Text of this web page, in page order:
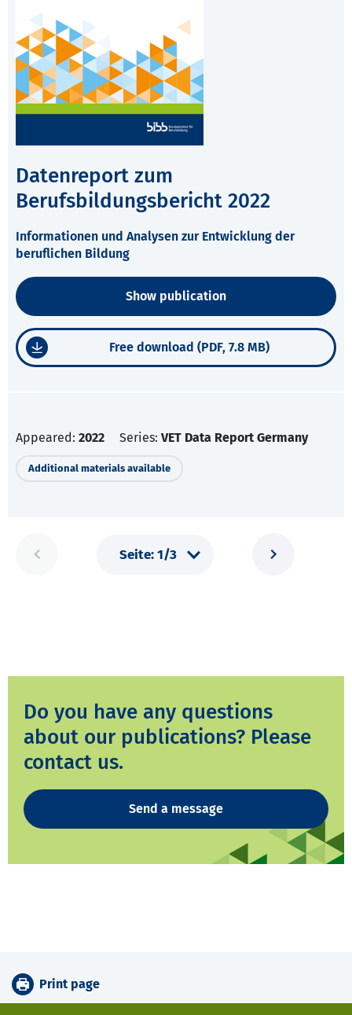
Datenreport zum
Berufsbildungsbericht 2022
Informationen und Analysen zur Entwicklung der
beruflichen Bildung
Show publication
Free download (PDF, 7.8 MB)
Appeared: 2022 Series: VET Data Report Germany
Additional materials available
Do you have any questions
about our publications? Please
contact us.
Send a message
Print page